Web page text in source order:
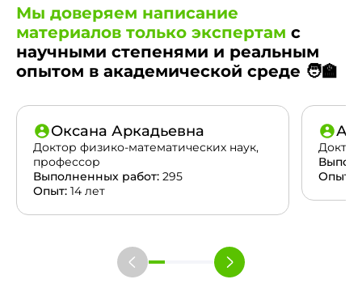
Мы доверяем написание
материалов только экспертам с
научными степенями и реальным
опытом в академической среде 🧑‍🏫
Оксана Аркадьевна
Доктор физико-математических наук,
профессор
Выполненных работ: 295
Опыт: 14 лет
Опыт: